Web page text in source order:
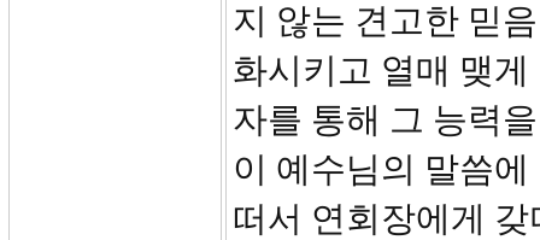
지 않는 견고한 믿
화시키고 열매 맺
자를 통해 그 능력
이 예수님의 말씀
떠서 연회장에게